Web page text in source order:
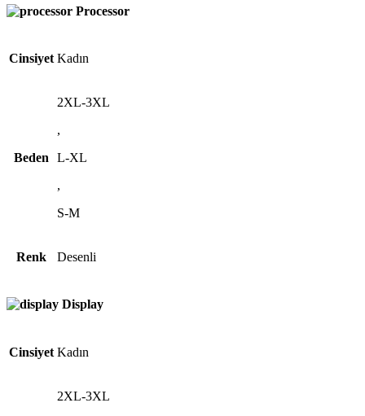
Processor
Cinsiyet Kadın
Beden
2XL-3XL
,
L-XL
,
S-M
Renk Desenli
Display
Cinsiyet Kadın
2XL-3XL